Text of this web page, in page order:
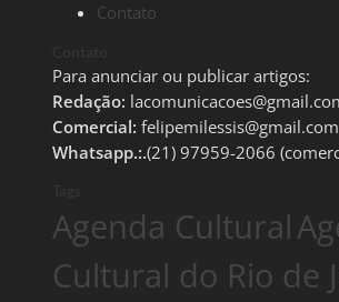
Contato
Para anunciar ou publicar artigos:
Redação:
Comercial: felipemilessis@gmail.com
Whatsapp.:.(21) 97959-2066
Agenda Cultural
Cultural do Rio de